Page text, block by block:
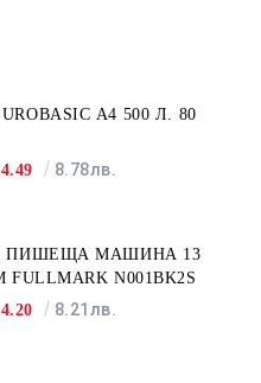
А4 500 Л. 80
8.78лв.
ПИШЕЩА МАШИНА 13
FULLMARK N001BK2S
8.21лв.